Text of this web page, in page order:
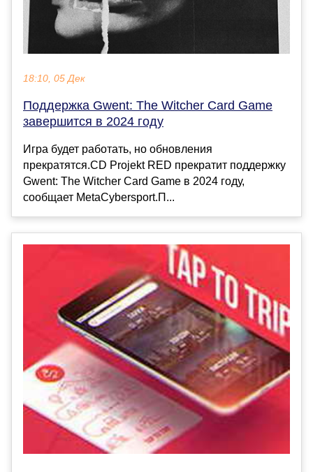
18:10, 05 Дек
Поддержка Gwent: The Witcher Card Game
завершится в 2024 году
Игра будет работать, но обновления
прекратятся.CD Projekt RED прекратит поддержку
Gwent: The Witcher Card Game в 2024 году,
сообщает MetaCybersport.П...